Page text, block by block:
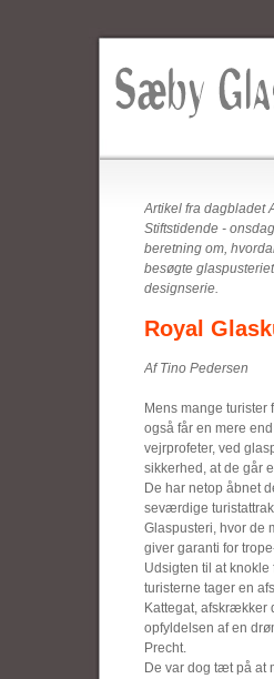
Artikel fra dagbladet
Stiftstidende -
beretning om,
besøgte
designserie.
Royal
Af Tino Pedersen
Mens mange turister
også får en mere
vejrprofeter, ved
sikkerhed, at de går
De har netop åbnet
seværdige
Glaspusteri, hvor de
giver garanti for
Udsigten til at
turisterne tager en
Kattegat, afskrækker
opfyldelsen af en
Precht.
De var dog tæt på at